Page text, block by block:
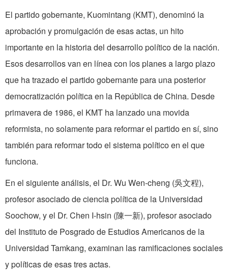
El partido gobernante, Kuomintang (KMT), denominó la
aprobación y promulgación de esas actas, un hito
importante en la historia del desarrollo político de la nación.
Esos desarrollos van en línea con los planes a largo plazo
que ha trazado el partido gobernante para una posterior
democratización política en la República de China. Desde
primavera de 1986, el KMT ha lanzado una movida
reformista, no solamente para reformar el partido en sí, sino
también para reformar todo el sistema político en el que
funciona.
En el siguiente análisis, el Dr. Wu Wen-cheng (吳文程),
profesor asociado de ciencia política de la Universidad
Soochow, y el Dr. Chen I-hsin (陳一新), profesor asociado
del Instituto de Posgrado de Estudios Americanos de la
Universidad Tamkang, examinan las ramificaciones sociales
y políticas de esas tres actas.